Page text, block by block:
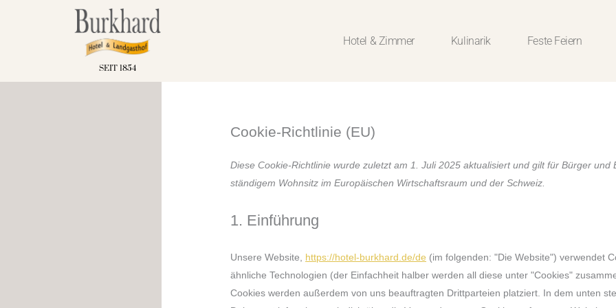
SEIT 1854
Hotel & Zimmer Kulinarik Feste Feiern
Cookie-Richtlinie (EU)
Diese Cookie-Richtlinie wurde zuletzt am 1. Juli 2025 aktualisiert und gilt für Bürger und
ständigem Wohnsitz im Europäischen Wirtschaftsraum und der Schweiz.
1. Einführung
Unsere Website, https://hotel-burkhard.de/de (im folgenden: "Die Website") verwendet
ähnliche Technologien (der Einfachheit halber werden all diese unter "Cookies"
Cookies werden außerdem von uns beauftragten Drittparteien platziert. In dem unten